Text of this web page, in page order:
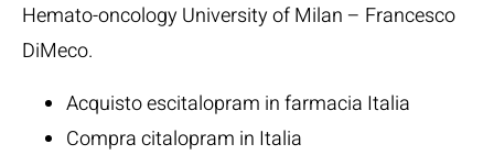
Hemato-oncology University of Milan – Francesco
DiMeco.
Acquisto escitalopram in farmacia Italia
Compra citalopram in Italia